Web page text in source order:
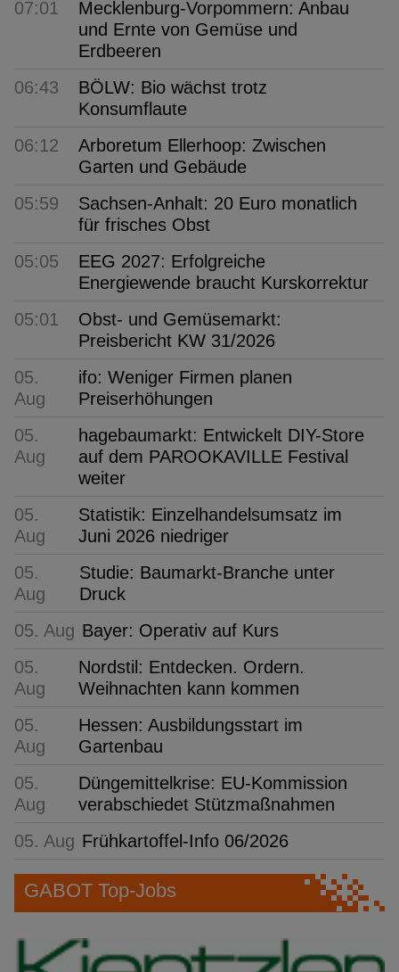
07:01
Mecklenburg-Vorpommern: Anbau
und Ernte von Gemüse und
Erdbeeren
06:43
BÖLW: Bio wächst trotz
Konsumflaute
06:12
Arboretum Ellerhoop: Zwischen
Garten und Gebäude
05:59
Sachsen-Anhalt: 20 Euro monatlich
für frisches Obst
05:05
EEG 2027: Erfolgreiche
Energiewende braucht Kurskorrektur
05:01
Obst- und Gemüsemarkt:
Preisbericht KW 31/2026
05.
Aug
ifo: Weniger Firmen planen
Preiserhöhungen
05.
Aug
hagebaumarkt: Entwickelt DIY-Store
auf dem PAROOKAVILLE Festival
weiter
05.
Aug
Statistik: Einzelhandelsumsatz im
Juni 2026 niedriger
05.
Aug
Studie: Baumarkt-Branche unter
Druck
05. Aug Bayer: Operativ auf Kurs
05.
Aug
Nordstil: Entdecken. Ordern.
Weihnachten kann kommen
05.
Aug
Hessen: Ausbildungsstart im
Gartenbau
05.
Aug
Düngemittelkrise: EU-Kommission
verabschiedet Stützmaßnahmen
05. Aug Frühkartoffel-Info 06/2026
GABOT Top-Jobs